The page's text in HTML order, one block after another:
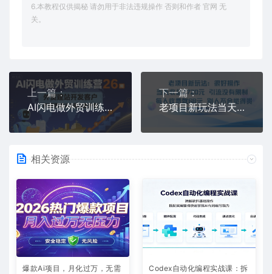
6.本教程仅供揭秘 请勿用于非法违规操作 否则和作者 官网 无
关。
上一篇：
AI闪电做外贸训练营26期，外贸建站开发客户内容营销从0到3做外贸
下一篇：
老项目新玩法当天收益1k+每个人收费68米 不违规不封号
相关资源
爆款Ai项目，月化过万，无需
Codex自动化编程实战课：拆